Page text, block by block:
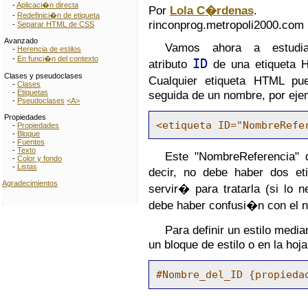
Por Lola C�rdenas.
rinconprog.metropoli2000.com
Vamos ahora a
atributo IDde una etiqueta
Cualquier etiqueta HTML
seguida de un nombre, por
<etiqueta
Este
decir, no debe haber dos
servir� para tratarla (si lo
debe haber confusi�n con el
Para definir un estilo
un bloque de estilo o en la
#Nombre_del_ID
-Aplicaci�n directa
- Redefinici�n de etiqueta
- Separar HTML de CSS
Avanzado
- Herencia de estilos
- En funci�n del contexto
Clases y pseudoclases
- Clases
- Etiquetas
- Pseudoclases <A>
Propiedades
- Propiedades
- Bloque
- Fuentes
- Texto
- Color y fondo
- Listas
Agradecimientos